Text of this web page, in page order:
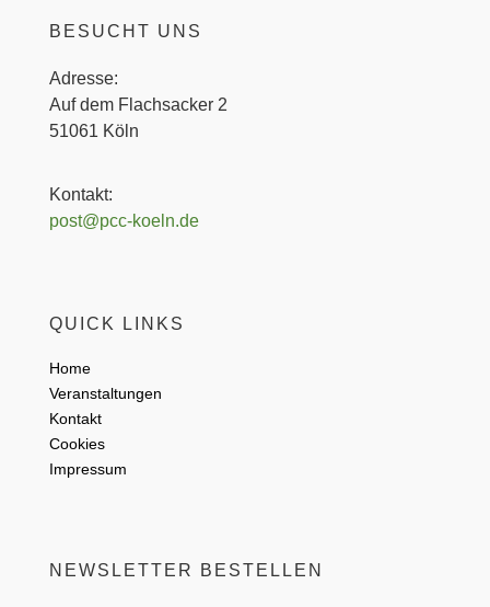
BESUCHT UNS
Adresse:
Auf dem Flachsacker 2
51061 Köln​
Kontakt:
post@pcc-koeln.de
QUICK LINKS
Home
Veranstaltungen
Kontakt
Cookies
Impressum
NEWSLETTER BESTELLEN